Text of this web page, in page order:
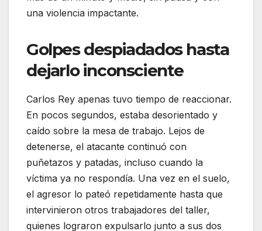
una violencia impactante.
Golpes despiadados hasta
dejarlo inconsciente
Carlos Rey apenas tuvo tiempo de reaccionar.
En pocos segundos, estaba desorientado y
caído sobre la mesa de trabajo. Lejos de
detenerse, el atacante continuó con
puñetazos y patadas, incluso cuando la
víctima ya no respondía. Una vez en el suelo,
el agresor lo pateó repetidamente hasta que
intervinieron otros trabajadores del taller,
quienes lograron expulsarlo junto a sus dos